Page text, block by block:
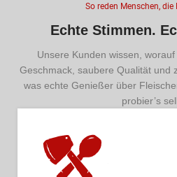
So reden Menschen, die
Echte Stimmen.
Unsere Kunden wissen,
Geschmack, saubere Qualität und
was echte Genießer über
probier’s